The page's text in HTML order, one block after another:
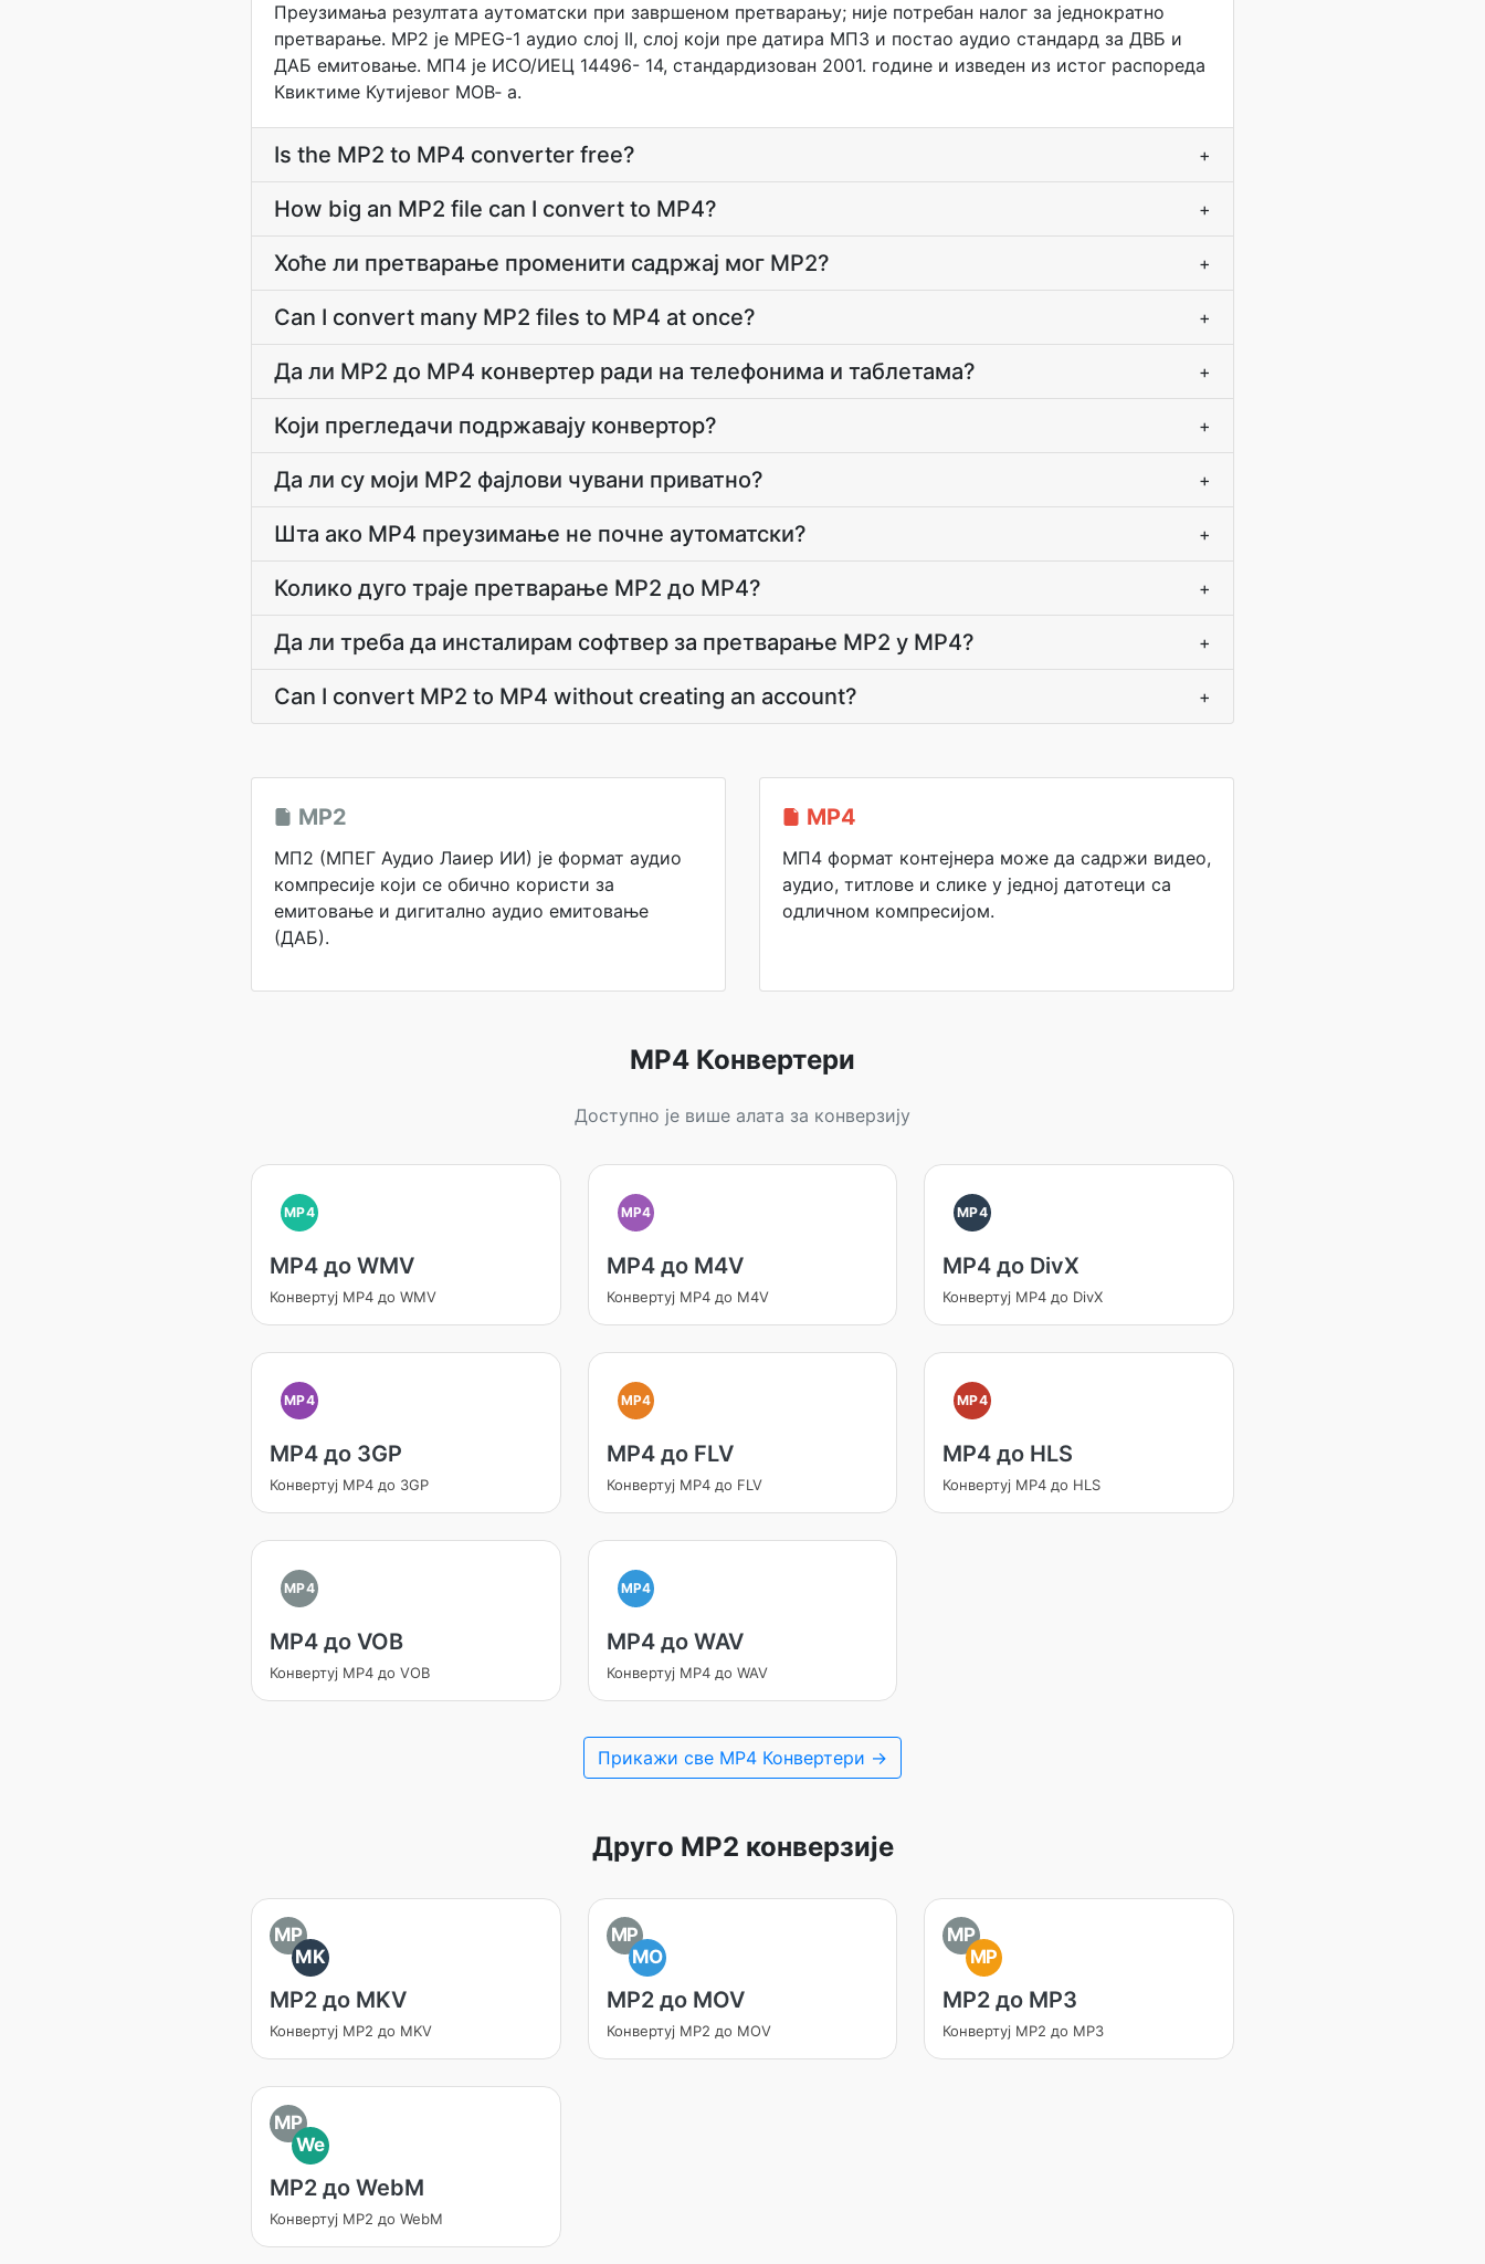
Преузимања резултата аутоматски при завршеном претварању; није потребан налог за једнократно
претварање. MP2 је MPEG-1 аудио слој II, слој који пре датира МП3 и постао аудио стандард за ДВБ и
ДАБ емитовање. МП4 је ИСО/ИЕЦ 14496- 14, стандардизован 2001. године и изведен из истог распореда
Квиктиме Кутијевог МОВ‐ а.
Is the MP2 to MP4 converter free? +
How big an MP2 file can I convert to MP4? +
Хоће ли претварање променити садржај мог MP2? +
Can I convert many MP2 files to MP4 at once? +
Да ли MP2 до MP4 конвертер ради на телефонима и таблетама? +
Који прегледачи подржавају конвертор? +
Да ли су моји MP2 фајлови чувани приватно? +
Шта ако MP4 преузимање не почне аутоматски? +
Колико дуго траје претварање MP2 до MP4? +
Да ли треба да инсталирам софтвер за претварање MP2 у MP4? +
Can I convert MP2 to MP4 without creating an account? +
MP2
МП2 (МПЕГ Аудио Лаиер ИИ) је формат аудио
компресије који се обично користи за
емитовање и дигитално аудио емитовање
(ДАБ).
MP4
МП4 формат контејнера може да садржи видео,
аудио, титлове и слике у једној датотеци са
одличном компресијом.
MP4 Конвертери
Доступно је више алата за конверзију
MP4
MP4 до WMV
Конвертуј MP4 до WMV
MP4
MP4 до M4V
Конвертуј MP4 до M4V
MP4
MP4 до DivX
Конвертуј MP4 до DivX
MP4
MP4 до 3GP
Конвертуј MP4 до 3GP
MP4
MP4 до FLV
Конвертуј MP4 до FLV
MP4
MP4 до HLS
Конвертуј MP4 до HLS
MP4
MP4 до VOB
Конвертуј MP4 до VOB
MP4
MP4 до WAV
Конвертуј MP4 до WAV
Прикажи све MP4 Конвертери →
Друго MP2 конверзије
MP
MK
MP2 до MKV
Конвертуј MP2 до MKV
MP
MO
MP2 до MOV
Конвертуј MP2 до MOV
MP
MP
MP2 до MP3
Конвертуј MP2 до MP3
MP
We
MP2 до WebM
Конвертуј MP2 до WebM